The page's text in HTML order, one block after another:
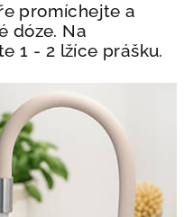
promíchejte a
dóze. Na
1 - 2 lžíce prášku.